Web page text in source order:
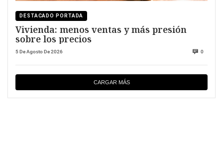
DESTACADO PORTADA
Vivienda: menos ventas y más presión
sobre los precios
5 De Agosto De 2026 0
CARGAR MÁS